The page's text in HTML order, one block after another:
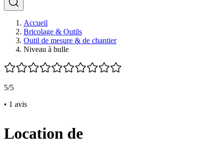
Accueil
Bricolage & Outils
Outil de mesure & de chantier
Niveau à bulle
5/5
• 1 avis
Location de